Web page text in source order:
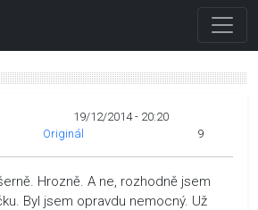
19/12/2014 - 20:20
Originál 9
Hrozně. A ne, rozhodně jsem
Byl jsem opravdu nemocný. Už